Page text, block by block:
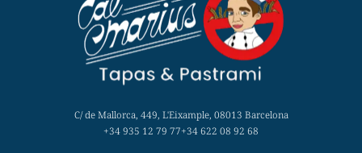
C/ de Mallorca, 449, L'Eixample, 08013 Barcelona
+34 935 12 79 77+34 622 08 92 68